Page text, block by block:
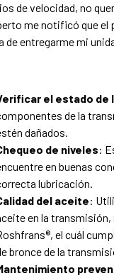
de velocidad, no
me notificó que el
de entregarme mi
el estado de
de la
dañados.
de niveles:
en buenas
lubricación.
del aceite:
en la
el cuál
bronce de la